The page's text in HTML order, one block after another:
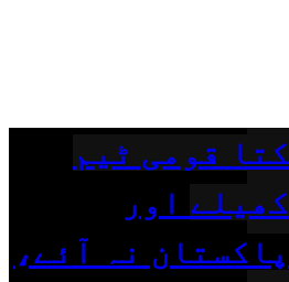
قومی ٹیم
اور
نہ آئے،